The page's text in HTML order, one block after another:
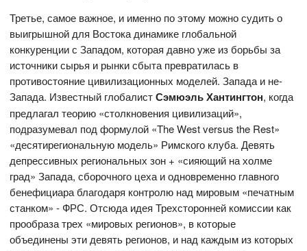
Третье, самое важное, и именно по этому можно судить о
выигрышной для Востока динамике глобальной
конкуренции с Западом, которая давно уже из борьбы за
источники сырья и рынки сбыта превратилась в
противостояние цивилизационных моделей. Запада и не-
Запада. Известный глобалистСэмюэль Хантингтон, когда
предлагал теорию «столкновения цивилизаций»,
подразумевал под формулой «The West versus the Rest»
«десятирегиональную модель» Римского клуба. Девять
депрессивных региональных зон + «сияющий на холме
град» Запада, сборочного цеха и одновременно главного
бенефициара благодаря контролю над мировым «печатным
станком» - ФРС. Отсюда идея Трехсторонней комиссии как
прообраза трех «мировых регионов», в которые
объединены эти девять регионов, и над каждым из которых